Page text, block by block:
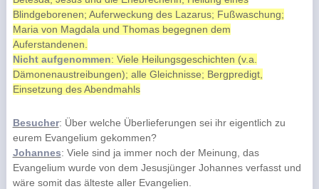
Blindgeborenen; Auferweckung des Lazarus; Fußwaschung;
Maria von Magdala und Thomas begegnen dem
Auferstandenen.
Nicht aufgenommen: Viele Heilungsgeschichten (v.a.
Dämonenaustreibungen); alle Gleichnisse; Bergpredigt,
Einsetzung des Abendmahls
Besucher: Über welche Überlieferungen sei ihr eigentlich zu
eurem Evangelium gekommen?
Johannes: Viele sind ja immer noch der Meinung, das
Evangelium wurde von dem Jesusjünger Johannes verfasst und
wäre somit das älteste aller Evangelien.